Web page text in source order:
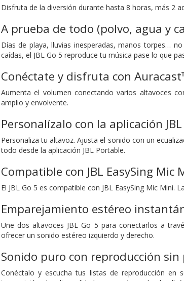
Disfruta de la diversión durante hasta 8 horas, más 2
A prueba de todo (polvo, agua y
Días de playa, lluvias inesperadas, manos torpes…
caídas, el JBL Go 5 reproduce tu música pase lo que
Conéctate y disfruta con
Aumenta el volumen conectando varios altavoces
amplio y envolvente.
Personalízalo con la aplicación
Personaliza tu altavoz. Ajusta el sonido con un
todo desde la aplicación JBL Portable.
Compatible con JBL EasySing Mic
El JBL Go 5 es compatible con JBL EasySing Mic Mini.
Emparejamiento estéreo
Une dos altavoces JBL Go 5 para conectarlos a
ofrecer un sonido estéreo izquierdo y derecho.
Sonido puro con reproducción sin
Conéctalo y escucha tus listas de reproducción en